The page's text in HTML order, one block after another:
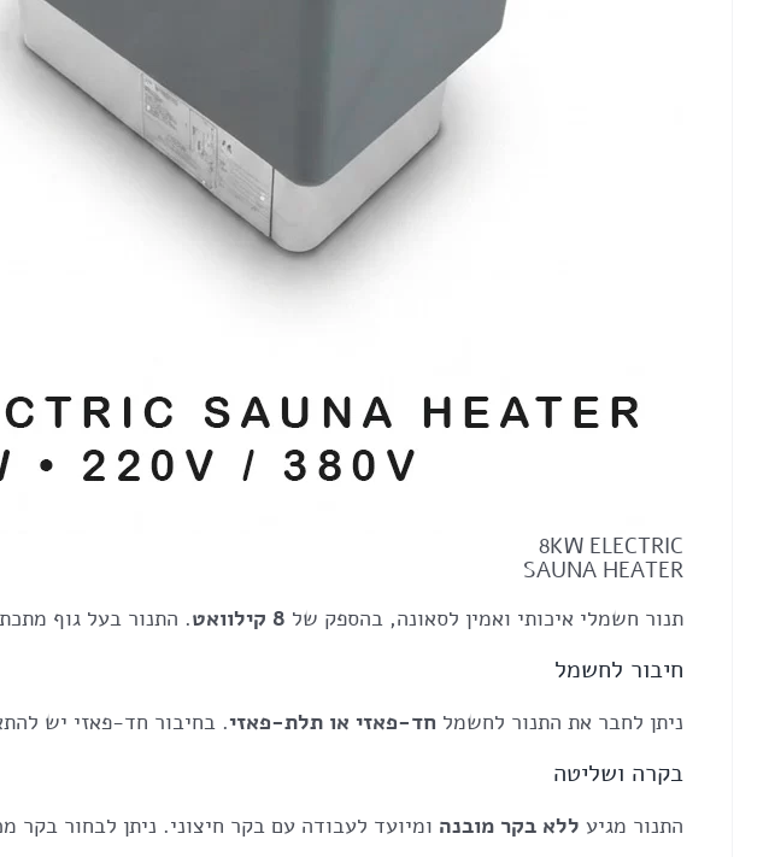
8KW ELECTRIC
SAUNA HEATER
תנור חשמלי איכותי ואמין לסאונה, בהספק של 8 קילוואט . התנור בעל גוף
חיבור לחשמל
ניתן לחבר את התנור לחשמל חד-פאזי או תלת-פאזי. בחיבור חד-פאזי יש
בקרה ושליטה
התנור מגיע ללא בקר מובנה ומיועד לעבודה עם בקר חיצוני. ניתן לבחור בקר